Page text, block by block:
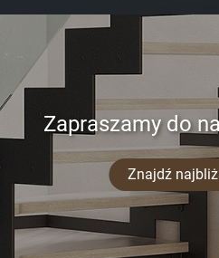
Zapraszamy do
Znajdź